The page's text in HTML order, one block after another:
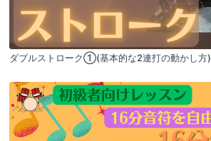
ダブルストローク①(基本的な2連打の動かし方)